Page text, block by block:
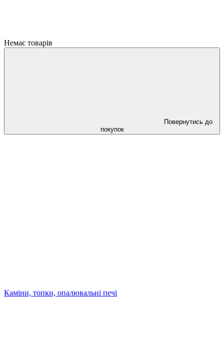
Немає товарів
Повернутись до
покупок
Каміни, топки, опалювальні печі